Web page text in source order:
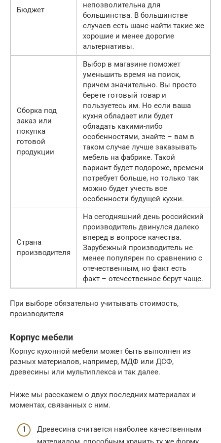
Бюджет
непозволительна для
большинства. В большинстве
случаев есть шанс найти такие же
хорошие и менее дорогие
альтернативы.
Сборка под
заказ или
покупка
готовой
продукции
Выбор в магазине поможет
уменьшить время на поиск,
причем значительно. Вы просто
берете готовый товар и
пользуетесь им. Но если ваша
кухня обладает или будет
обладать какими-либо
особенностями, знайте – вам в
таком случае лучше заказывать
мебель на фабрике. Такой
вариант будет подороже, времени
потребует больше, но только так
можно будет учесть все
особенности будущей кухни.
Страна
производителя
На сегодняшний день российский
производитель двинулся далеко
вперед в вопросе качества.
Зарубежный производитель не
менее популярен по сравнению с
отечественным, но факт есть
факт – отечественное берут чаще.
При выборе обязательно учитывать стоимость,
производителя
Корпус мебели
Корпус кухонной мебели может быть выполнен из
разных материалов, например, МДФ или ДСФ,
древесины или мультиплекса и так далее.
Ниже мы расскажем о двух последних материалах и
моментах, связанных с ним.
Древесина считается наиболее качественным